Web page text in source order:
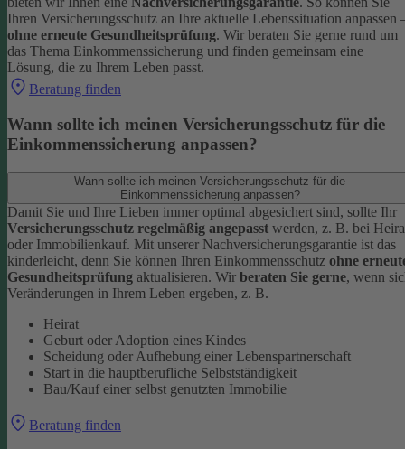
Ihren Versicherungsschutz an Ihre aktuelle Lebenssituation anpassen
ohne erneute Gesundheitsprüfung. Wir beraten Sie gerne rund um
das Thema Einkommenssicherung und finden gemeinsam eine
Lösung, die zu Ihrem Leben passt.
Beratung finden
Wann sollte ich meinen Versicherungsschutz für die
Einkommenssicherung anpassen?
Wann sollte ich meinen Versicherungsschutz für die
Einkommenssicherung anpassen?
Damit Sie und Ihre Lieben immer optimal abgesichert sind, sollte Ihr
Versicherungsschutz regelmäßig angepasst werden, z. B. bei
oder Immobilienkauf. Mit unserer Nachversicherungsgarantie ist das
kinderleicht, denn Sie können Ihren Einkommensschutz ohne
Gesundheitsprüfung aktualisieren. Wir beraten Sie gerne, wenn
Veränderungen in Ihrem Leben ergeben, z. B.
Heirat
Geburt oder Adoption eines Kindes
Scheidung oder Aufhebung einer Lebenspartnerschaft
Start in die hauptberufliche Selbstständigkeit
Bau/Kauf einer selbst genutzten Immobilie
Beratung finden